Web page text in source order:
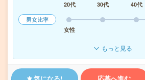
20代
30代 40代
男女比率
女性
もっと見る